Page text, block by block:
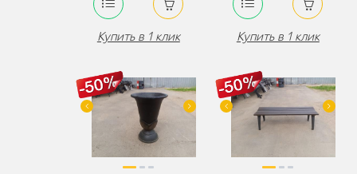
Купить в 1 клик Купить в 1 клик